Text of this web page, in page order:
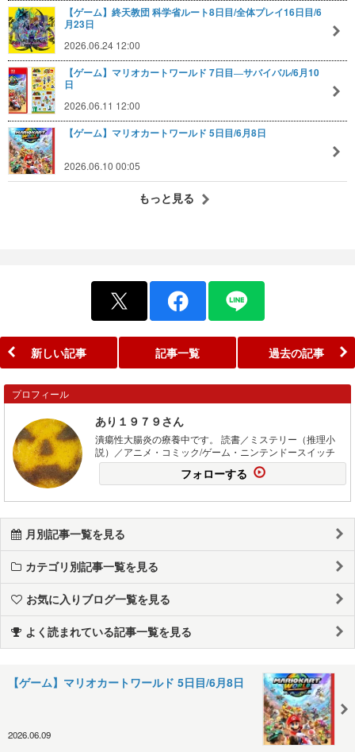
【ゲーム】終天教団 科学省ルート8日目/全体プレイ16日目/6
月23日
2026.06.24 12:00
【ゲーム】マリオカートワールド 7日目―サバイバル/6月10
日
2026.06.11 12:00
【ゲーム】マリオカートワールド 5日目/6月8日
2026.06.10 00:05
もっと見る
新しい記事 記事一覧 過去の記事
プロフィール
あり１９７９さん
潰瘍性大腸炎の療養中です。 読書／ミステリー（推理小
説）／アニメ・コミック/ゲーム・ニンテンドースイッチ
フォローする
月別記事一覧を見る
カテゴリ別記事一覧を見る
お気に入りブログ一覧を見る
よく読まれている記事一覧を見る
【ゲーム】マリオカートワールド 5日目/6月8日
2026.06.09